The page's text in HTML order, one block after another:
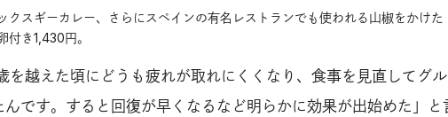
クスギーカレー、さらにスペインの有名レストランでも使われる山椒をかけた
付き1,430円。
を越えた頃にどうも疲れが取れにくくなり、食事を見直してグ
んです。すると回復が早くなるなど明らかに効果が出始めた」と